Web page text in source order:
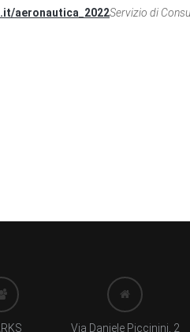
aeronautica_2022Servizio di
Via Daniele Piccinini, 2